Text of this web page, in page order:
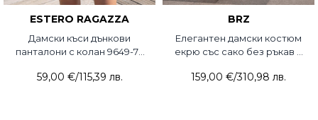
ESTERO RAGAZZA
Дамски къси дънкови
панталони с колан 9649-74
59,00 €/115,39 лв.
BRZ
Елегантен дамски костюм
екрю със сако без ръкав и
159,00 €/310,98 лв.